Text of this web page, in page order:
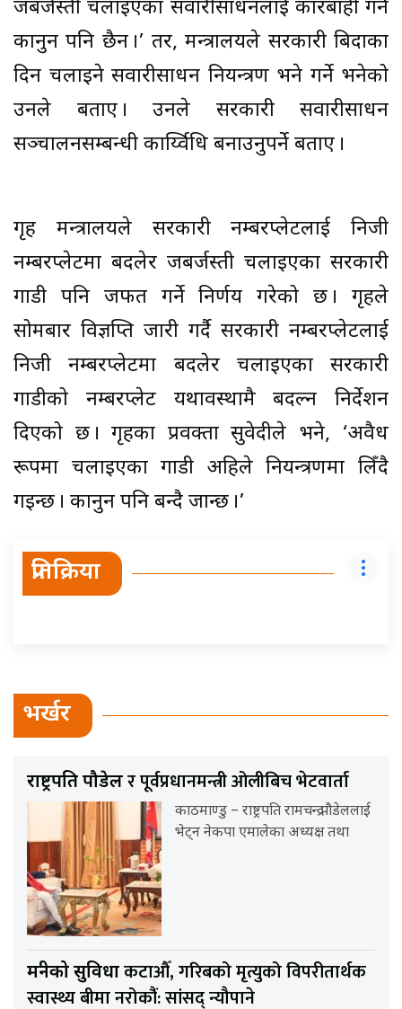
जबर्जस्ती चलाइएका सवारीसाधनलाई कारबाही गर्ने
कानुन पनि छैन ।’ तर, मन्त्रालयले सरकारी बिदाका
दिन चलाइने सवारीसाधन नियन्त्रण भने गर्ने भनेको
उनले बताए । उनले सरकारी सवारीसाधन
सञ्चालनसम्बन्धी कार्य्विधि बनाउनुपर्ने बताए ।
गृह मन्त्रालयले सरकारी नम्बरप्लेटलाई निजी
नम्बरप्लेटमा बदलेर जबर्जस्ती चलाइएका सरकारी
गाडी पनि जफत गर्ने निर्णय गरेको छ । गृहले
सोमबार विज्ञप्ति जारी गर्दै सरकारी नम्बरप्लेटलाई
निजी नम्बरप्लेटमा बदलेर चलाइएका सरकारी
गाडीको नम्बरप्लेट यथावस्थामै बदल्न निर्देशन
दिएको छ । गृहका प्रवक्ता सुवेदीले भने, ‘अवैध
रूपमा चलाइएका गाडी अहिले नियन्त्रणमा लिँदै
गइन्छ । कानुन पनि बन्दै जान्छ ।’
प्रतिक्रिया
भर्खर
राष्ट्रपति पौडेलर पूर्वप्रधानमन्त्री ओलीबिच भेटवार्ता
काठमाण्डु – राष्ट्रपति रामचन्द्र पौडेललाई
भेट्न नेकपा एमालेका अध्यक्ष तथा
मन्त्रीको सुविधाकटाऔँ, गरिबको मृत्युको विपरीतार्थक
स्वास्थ्य बीमा नरोकौंं: सांसद् न्यौपाने